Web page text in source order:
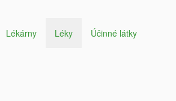
Lékárny Léky Účinné látky